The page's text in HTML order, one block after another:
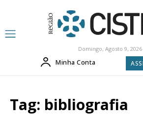
Domingo, Agosto 9, 2026
Minha Conta
Tag: bibliografia